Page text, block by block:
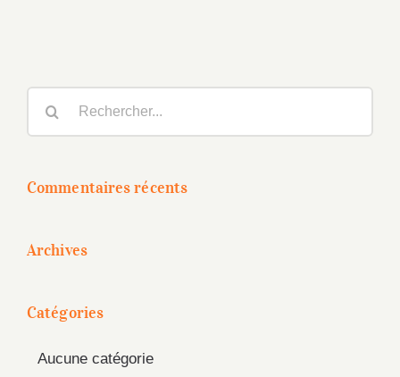
Commentaires récents
Archives
Catégories
Aucune catégorie